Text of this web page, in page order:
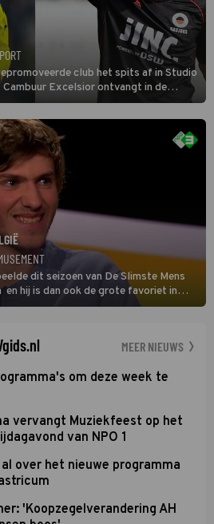
club het spits af in Studio
Excelsior ontvangt in de
Eredivisieseizoen. De nieuwe
en hij wil aanvallend voetballen.
dit seizoen van De Slimste Mens
hij is dan ook de grote favoriet in
is Nederlandse inbreng, want komiek
MEER NIEUWS
om deze week te
vervangt Muziekfeest op het
van NPO 1
over het nieuwe programma
'Koopzegelverandering AH